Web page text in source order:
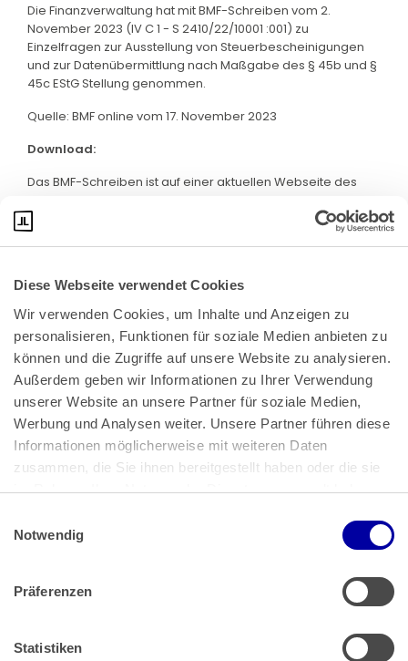
Diese Webseite verwendet Cookies
Wir verwenden Cookies, um Inhalte und Anzeigen zu
personalisieren, Funktionen für soziale Medien anbieten zu
können und die Zugriffe auf unsere Website zu analysieren.
Außerdem geben wir Informationen zu Ihrer Verwendung
unserer Website an unsere Partner für soziale Medien,
Werbung und Analysen weiter. Unsere Partner führen diese
Informationen möglicherweise mit weiteren Daten
zusammen, die Sie ihnen bereitgestellt haben oder die sie
im Rahmen Ihrer Nutzung der Dienste gesammelt haben.
Impressum
Notwendig
Präferenzen
Statistiken
Die Finanzverwaltung hat mit BMF-Schreiben vom 2.
November 2023 (IV C 1 - S 2410/22/10001 :001) zu
Einzelfragen zur Ausstellung von Steuerbescheinigungen
und zur Datenübermittlung nach Maßgabe des § 45b und §
45c EStG Stellung genommen.
Quelle: BMF online vom 17. November 2023
Download:
Das BMF-Schreiben ist auf einer aktuellen Webseite des
Bundeskanzlerplatz 2
53113 Bonn
Pressemitteilungen|AGB
Impressum|Datenschutz
Muster Widerrufsformular (PDF)